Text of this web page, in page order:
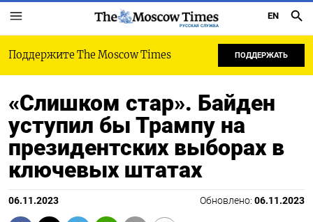
РУССКАЯ СЛУЖБА
EN
Поддержите The Moscow Times ПОДДЕРЖАТЬ
«Слишком стар». Байден
уступил бы Трампу на
президентских выборах в
ключевых штатах
06.11.2023 Обновлено: 06.11.2023